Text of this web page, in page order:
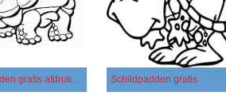
Schildpadden gratis